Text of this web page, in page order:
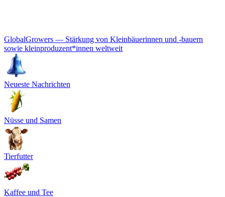
GlobalGrowers — Stärkung von Kleinbäuerinnen und -bauern
sowie kleinproduzent*innen weltweit
Neueste Nachrichten
Nüsse und Samen
Tierfutter
Kaffee und Tee